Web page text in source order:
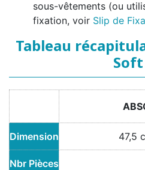
sous-vêtements (ou
fixation, voir Slip de
Tableau
Dimension 47,5
Nbr Pièces